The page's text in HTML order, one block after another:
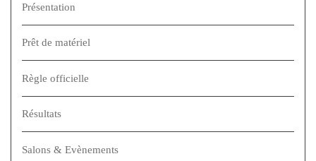
Présentation
Prêt de matériel
Règle officielle
Résultats
Salons & Evènements